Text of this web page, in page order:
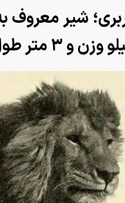
شیر معروف
(ویدئو) تصاویر
بادبزنی که هنگام خطر
بدنش پرتاب می‌کند